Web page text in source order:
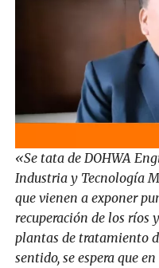
«Se tata de DOHWA
Industria y Tecnología
que vienen a exponer
recuperación de los ríos
plantas de tratamiento
sentido, se espera que